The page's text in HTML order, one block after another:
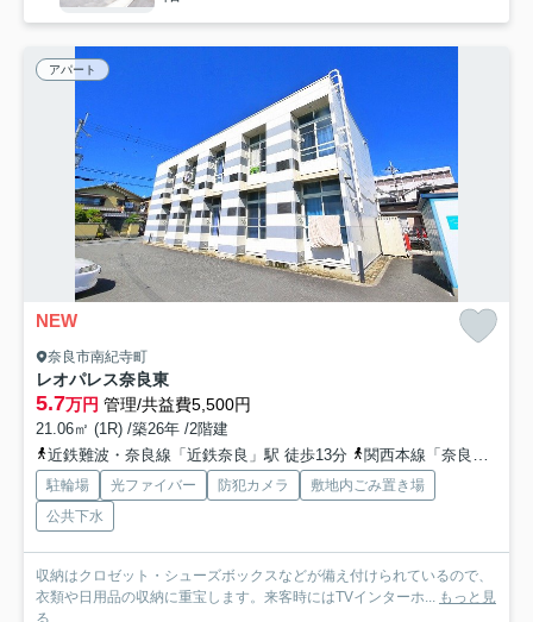
アパート
NEW
奈良市南紀寺町
レオパレス奈良東
5.7万円 管理/共益費5,500円
21.06㎡ (1R) /築26年 /2階建
近鉄難波・奈良線「近鉄奈良」駅 徒歩13分
関西本線「奈良」駅 バス21分 奈良交通「南方町」 停歩6分
駐輪場 光ファイバー 防犯カメラ
敷地内ごみ置き場
公共下水
収納はクロゼット・シューズボックスなどが備え付けられているので、
衣類や日用品の収納に重宝します。来客時にはTVインターホ...
もっと見
る